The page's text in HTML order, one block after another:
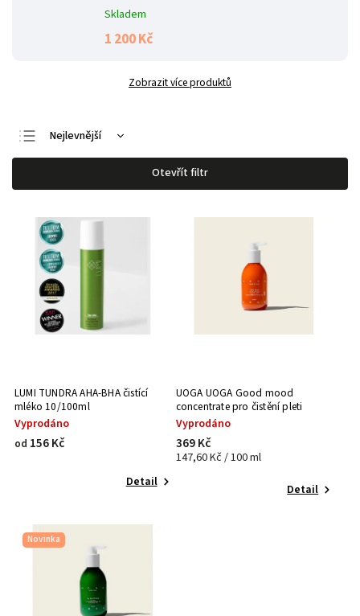
Skladem
1 200 Kč
Zobrazit více produktů
Nejlevnější
Nejdražší
Nejprodávanější
Abecedně
Otevřít filtr
LUMI TUNDRA AHA-BHA čistící
mléko 10/100ml
Vyprodáno
od 156 Kč
Detail
UOGA UOGA Good mood
concentrate pro čistění pleti
Vyprodáno
369 Kč
147,60 Kč / 100 ml
Detail
Novinka